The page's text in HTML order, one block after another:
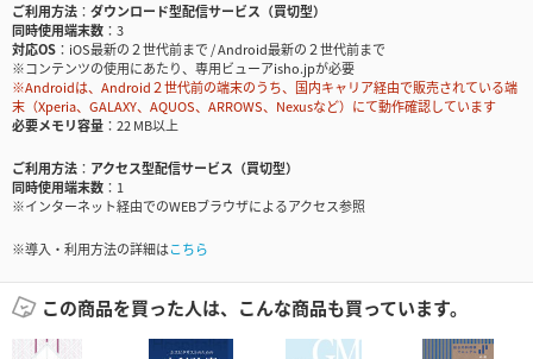
ご利用方法
ダウンロード型配信サービス（買切型）
同時使用端末数
3
対応OS
iOS最新の２世代前まで / Android最新の２世代前まで
※コンテンツの使用にあたり、専用ビューアisho.jpが必要
※Androidは、Android２世代前の端末のうち、国内キャリア経由で販売されている端
末（Xperia、GALAXY、AQUOS、ARROWS、Nexusなど）にて動作確認しています
必要メモリ容量
22 MB以上
ご利用方法
アクセス型配信サービス（買切型）
同時使用端末数
1
※インターネット経由でのWEBブラウザによるアクセス参照
※導入・利用方法の詳細はこちら
この商品を買った人は、こんな商品も買っています。